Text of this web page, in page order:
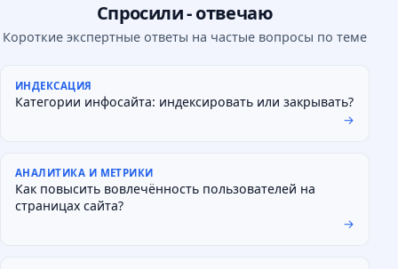
Спросили - отвечаю
Короткие экспертные ответы на частые вопросы по теме
ИНДЕКСАЦИЯ
Категории инфосайта: индексировать или закрывать?
→
АНАЛИТИКА И МЕТРИКИ
Как повысить вовлечённость пользователей на
страницах сайта?
→